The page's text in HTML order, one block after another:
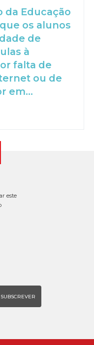
da Educação
os alunos
de
à
falta de
ou de
em...
este